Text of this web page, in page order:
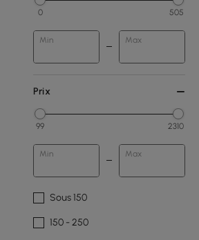
0 505
Min Max
Prix
99 2310
Min Max
Sous 150
150 - 250